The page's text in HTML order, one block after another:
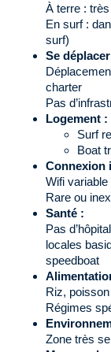
À terre :
En surf :
surf)
Se
charter
Pas
Logement :
Surf
Boat
Connexion
Wifi
Rare ou
Santé :
Pas
locales
speedboat
Riz,
Régimes
Zone très